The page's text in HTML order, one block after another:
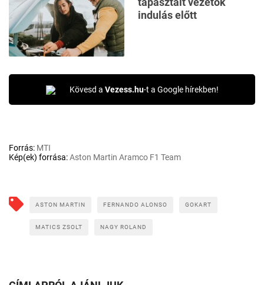
indulás előtt
Kövesd a Vezess.hu-t a Google hírekben!
Forrás: MTI
Kép(ek) forrása:Aston Martin Aramco F1 Team
ASTON MARTIN FERNANDO ALONSO GOKART
MATICS ZSOLT NAGY ROLAND